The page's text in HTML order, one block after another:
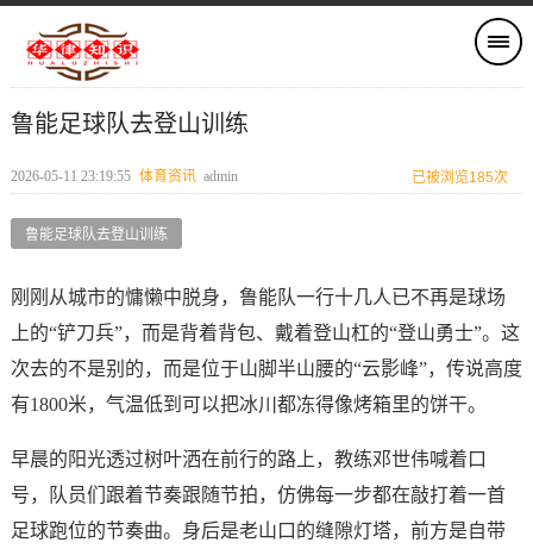
鲁能足球队去登山训练
2026-05-11 23:19:55 体育资讯 admin 已被浏览185次
鲁能足球队去登山训练
刚刚从城市的慵懒中脱身，鲁能队一行十几人已不再是球场
上的“铲刀兵”，而是背着背包、戴着登山杠的“登山勇士”。这
次去的不是别的，而是位于山脚半山腰的“云影峰”，传说高度
有1800米，气温低到可以把冰川都冻得像烤箱里的饼干。
早晨的阳光透过树叶洒在前行的路上，教练邓世伟喊着口
号，队员们跟着节奏跟随节拍，仿佛每一步都在敲打着一首
足球跑位的节奏曲。身后是老山口的缝隙灯塔，前方是自带